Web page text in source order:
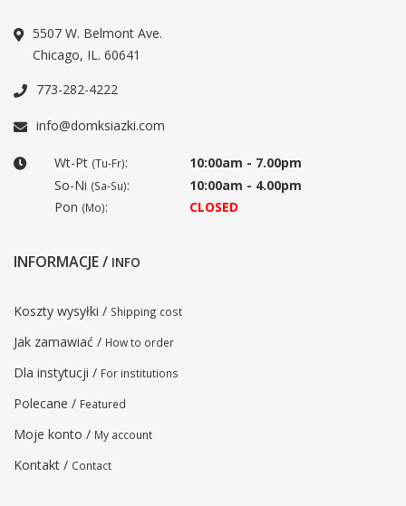
5507 W. Belmont Ave.
Chicago, IL. 60641
773-282-4222
info@domksiazki.com
Wt-Pt (Tu-Fr):
10:00am - 7.00pm
So-Ni (Sa-Su):
10:00am - 4.00pm
Pon (Mo): CLOSED
INFORMACJE / INFO
Koszty wysyłki / Shipping cost
Jak zamawiać / How to order
Dla instytucji / For institutions
Polecane / Featured
Moje konto / My account
Kontakt / Contact